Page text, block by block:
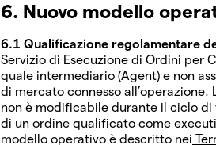
6. Nuovo modello
6.1 Qualificazione regolamentare
Servizio di Esecuzione di Ordini per
quale intermediario (Agent) e non
di mercato connesso
non è modificabile durante il ciclo di
di un ordine qualificato come
modello operativo è descritto nei